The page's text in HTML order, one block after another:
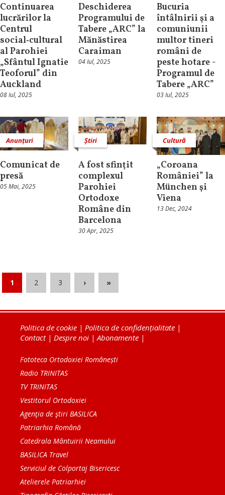
Continuarea
lucrărilor la
Centrul
social‑cultural
al Parohiei
„Sfântul Ignatie
Teoforul” din
Auckland
08 Iul, 2025
Deschiderea
Programului de
Tabere „ARC” la
Mănăstirea
Caraiman
04 Iul, 2025
Bucuria
întâlnirii şi a
comuniunii
multor tineri
români de
peste hotare -
Programul de
Tabere „ARC”
03 Iul, 2025
Anunțuri
Comunicat de
presă
05 Mai, 2025
Știri
A fost sfinţit
complexul
Parohiei
Ortodoxe
Române din
Barcelona
30 Apr, 2025
Cultură
„Coroana
României” la
München şi
Viena
13 Dec, 2024
1 2 3 › »
Politica de cookie | Politica de confidențialitate |
Contact| Despre noi |Abonamente |
Fototeca Ortodoxiei Românești
Radio TRINITAS
TV TRINITAS
Vestitorul Ortodoxiei
Agenţia de ştiri BASILICA
Patriarhia Română
Catedrala Mântuirii Neamului
BASILICA Travel
Serviciul de Colportaj Bisericesc
Atelierele Patriarhiei